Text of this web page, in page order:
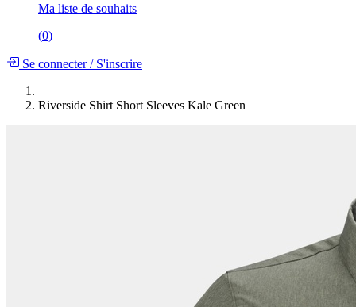
Ma liste de souhaits
(0)
Se connecter/S'inscrire
Riverside Shirt Short Sleeves Kale Green